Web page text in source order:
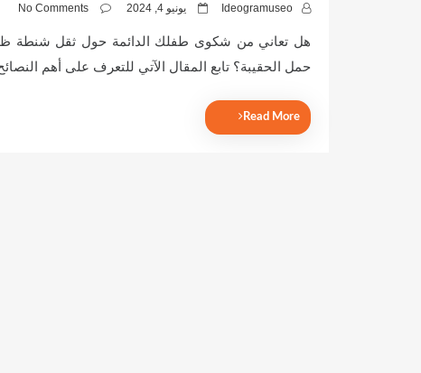
Ideogramuseo
P
s
t
يونيو 4, 2024 No Comments
هل تعاني من شكوى طفلك الدائمة حول ثقل شنطة
حمل الحقيبة؟ تابع المقال الآتي للتعرف على أهم
Read More